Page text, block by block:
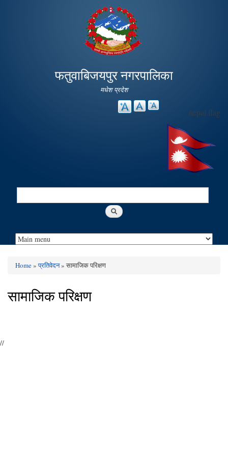
main
content
फतुवाबिजयपुर नगरपालिका
मधेश प्रदेश
nepal flag
Search
You are here
Home»प्रतिवेदन» सामाजिक परिक्षण
सामाजिक परिक्षण
//